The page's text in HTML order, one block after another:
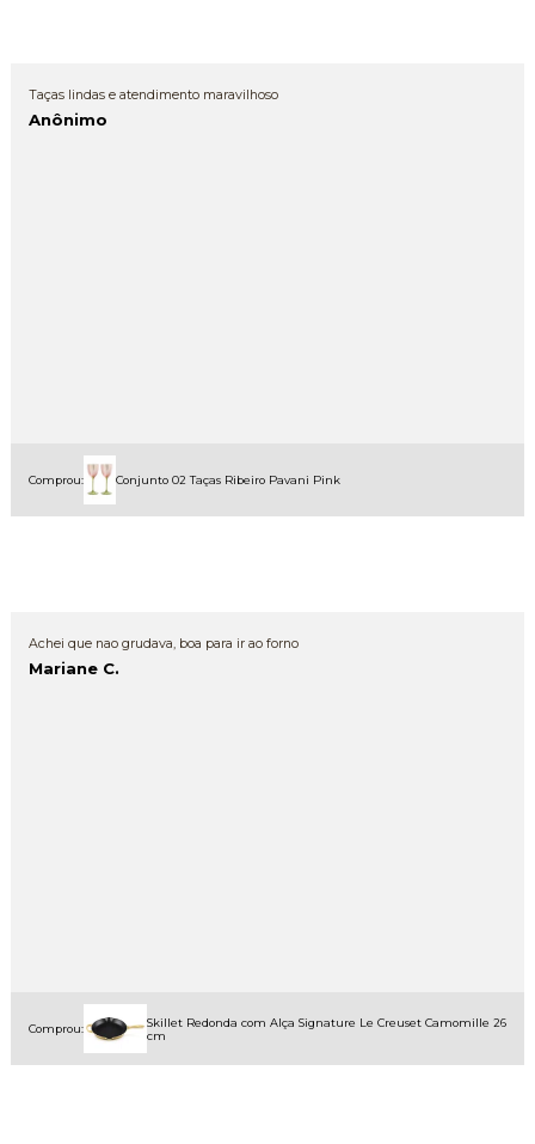
Taças lindas e atendimento maravilhoso
Anônimo
Comprou: Conjunto 02 Taças Ribeiro Pavani Pink
Achei que nao grudava, boa para ir ao forno
Mariane C.
Comprou:
Skillet Redonda com Alça Signature Le Creuset Camomille 26
cm